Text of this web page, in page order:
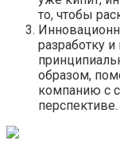
то, чтобы
разработку
образом,
компанию с
перспективе.